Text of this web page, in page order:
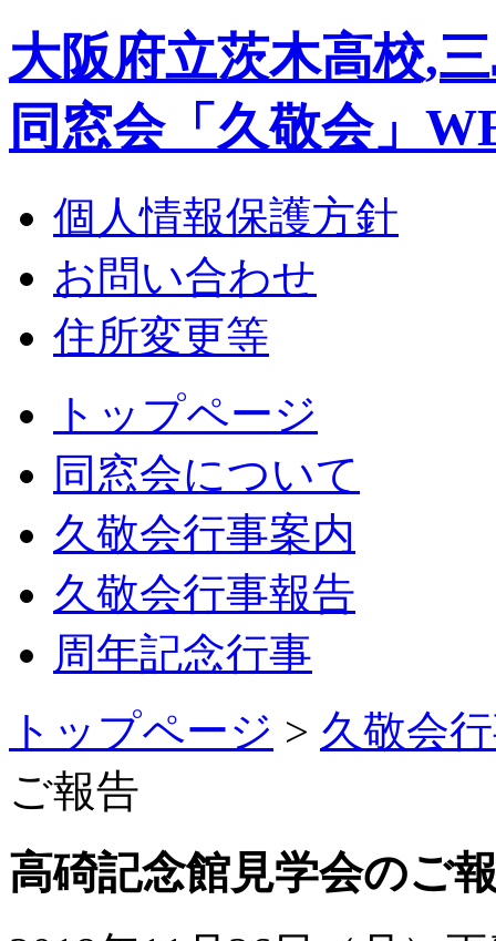
大阪府立茨木高校,
同窓会「久敬会」
個人情報保護方針
お問い合わせ
住所変更等
トップページ
同窓会について
久敬会行事案内
久敬会行事報告
周年記念行事
トップページ > 久敬会
ご報告
高碕記念館見学会のご